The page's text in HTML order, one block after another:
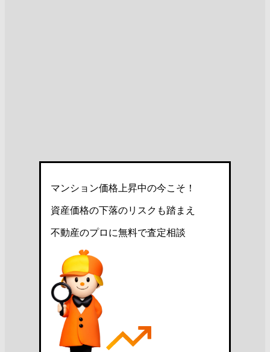
マンション価格上昇中の今こそ！
資産価格の下落のリスクも踏まえ
不動産のプロに無料で査定相談